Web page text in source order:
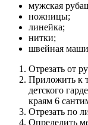
мужская
ножницы;
линейка;
нитки;
швейная
Отрезать от
Приложить к
детского
краям 6
Отрезать по
Определить